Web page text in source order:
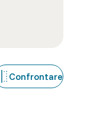
Confrontare